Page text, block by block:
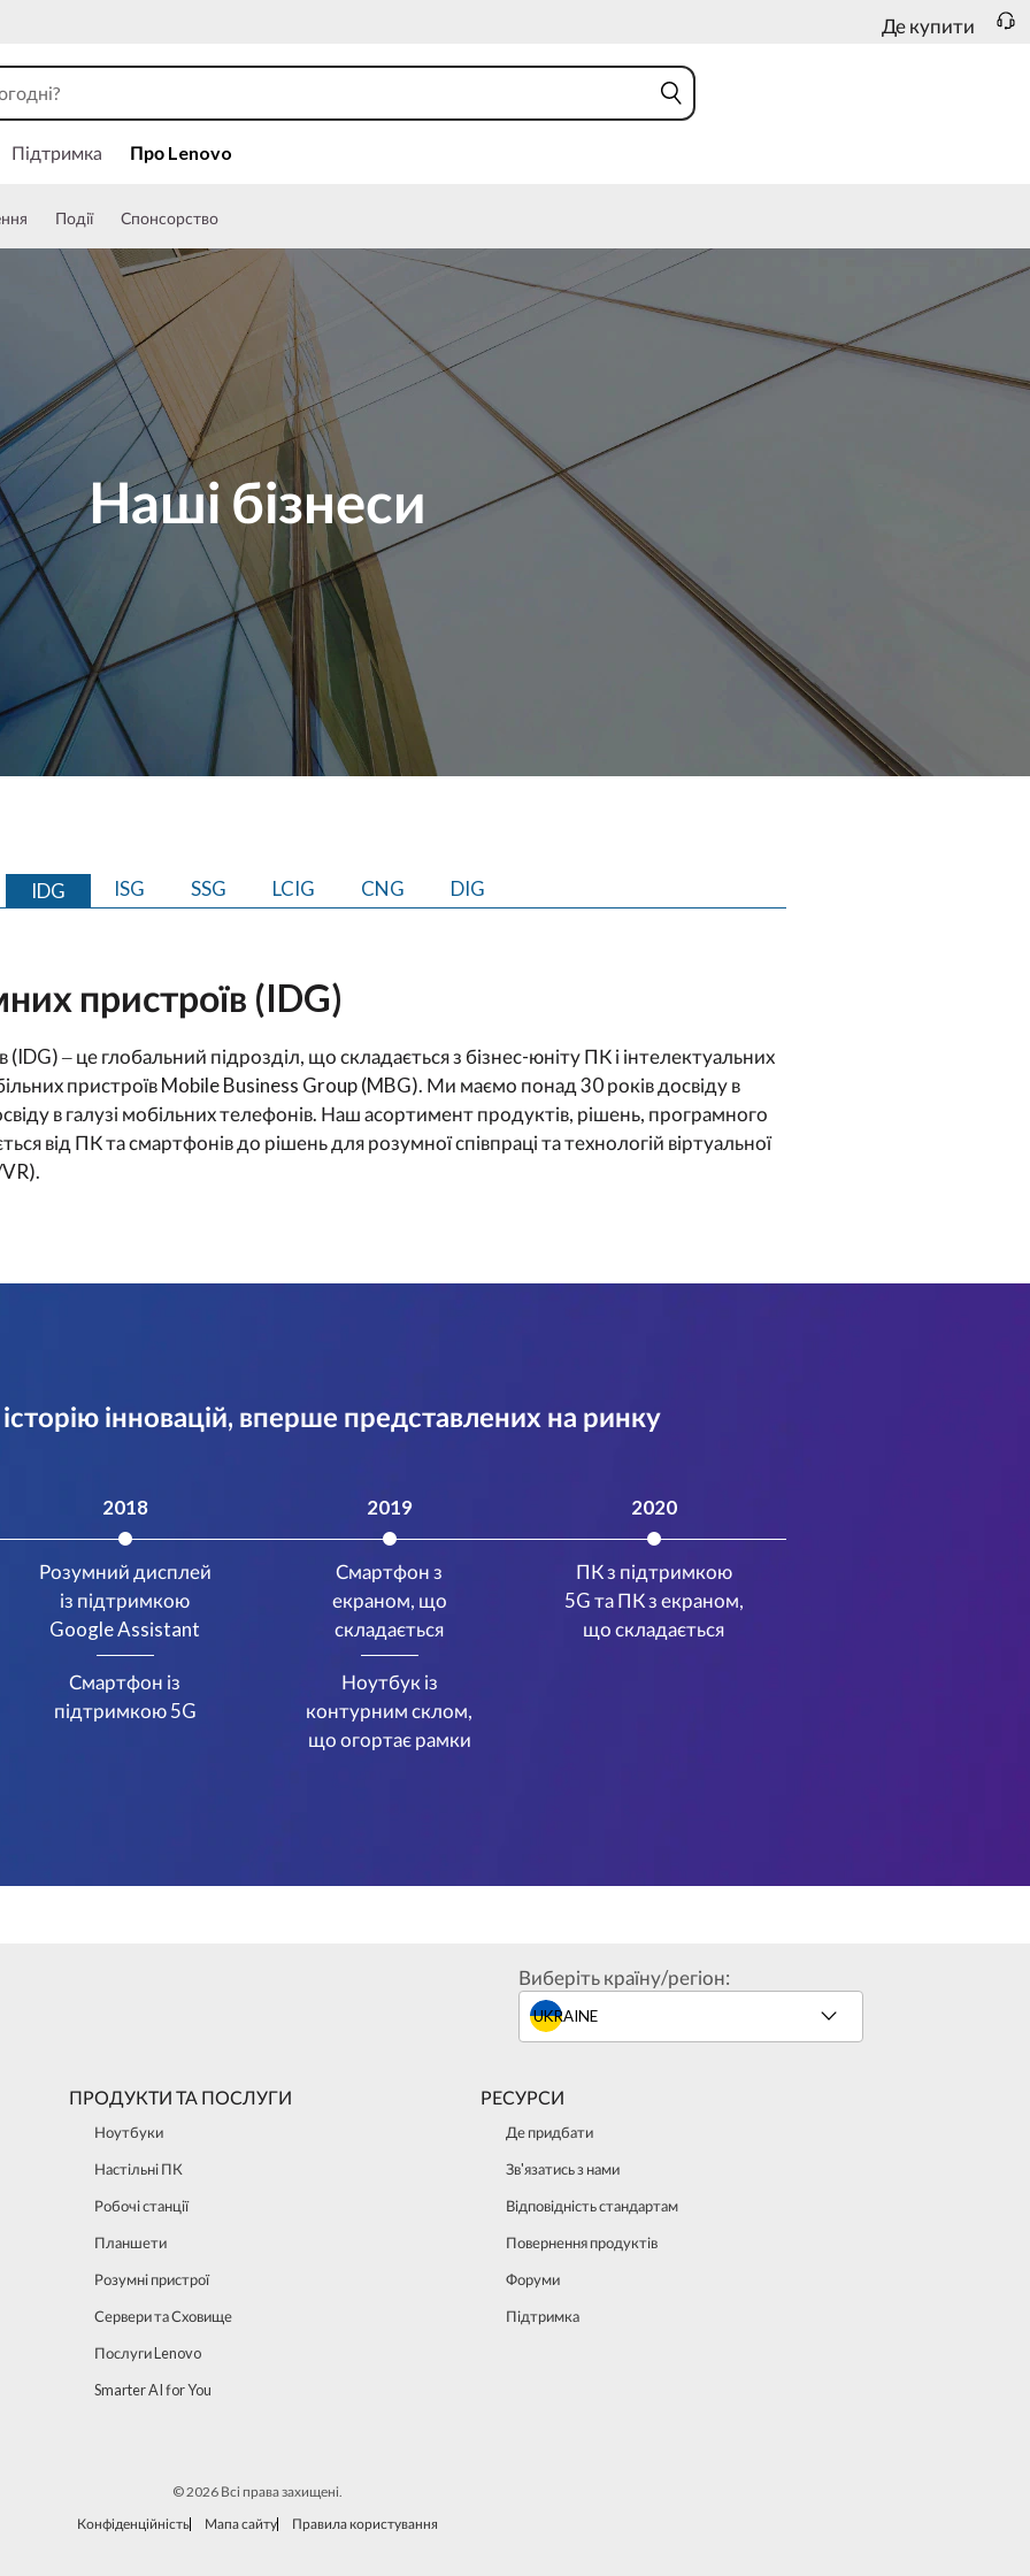
Де купити
Підтримка Про Lenovo
Події Спонсорство
Наші бізнеси
IDG ISG SSG LCIG CNG DIG
пристроїв (IDG)
‒ це глобальний підрозділ, що складається з бізнес-юніту ПК і інтелектуальних
пристроїв Mobile Business Group (MBG). Ми маємо понад 30 років досвіду в
в галузі мобільних телефонів. Наш асортимент продуктів, рішень, програмного
від ПК та смартфонів до рішень для розумної співпраці та технологій віртуальної
інновацій, вперше представлених на ринку
2018
Розумний дисплей
із підтримкою
Google Assistant
Смартфон із
підтримкою 5G
2019
Смартфон з
екраном, що
складається
Ноутбук із
контурним склом,
що огортає рамки
2020
ПК з підтримкою
5G та ПК з екраном,
що складається
Виберіть країну/регіон:
ПРОДУКТИ ТА ПОСЛУГИ
Ноутбуки
Настільні ПК
Робочі станції
Планшети
Розумні пристрої
Сервери та Сховище
Послуги Lenovo
Smarter AI for You
РЕСУРСИ
Де придбати
Зв'язатись з нами
Відповідність стандартам
Повернення продуктів
Форуми
Підтримка
© 2026 Всі права захищені.
Конфіденційність
Мапа сайту Правила користування